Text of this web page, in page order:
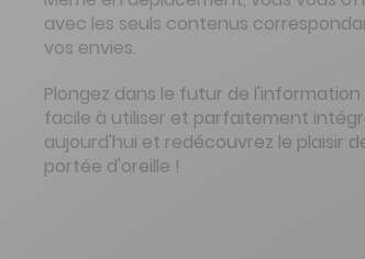
avec les seuls contenus
vos envies.
Plongez dans le futur de
facile à utiliser et parfaitement
aujourd'hui et redécouvrez le plaisir
portée d'oreille !